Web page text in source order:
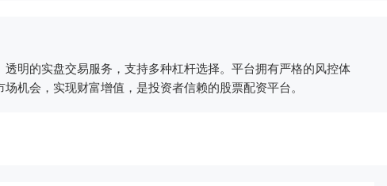
明的实盘交易服务，支持多种杠杆选择。平台拥有严格的风控体
机会，实现财富增值，是投资者信赖的股票配资平台。